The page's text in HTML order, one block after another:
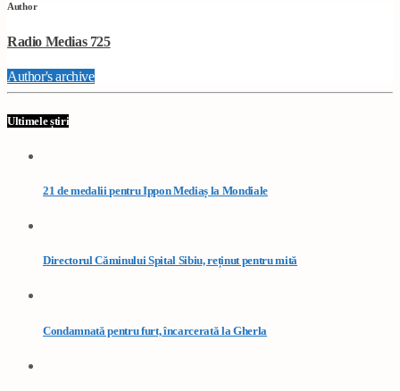
Author
Radio Medias 725
Author's archive
Ultimele știri
21 de medalii pentru Ippon Mediaș la Mondiale
Directorul Căminului Spital Sibiu, reținut pentru mită
Condamnată pentru furt, încarcerată la Gherla